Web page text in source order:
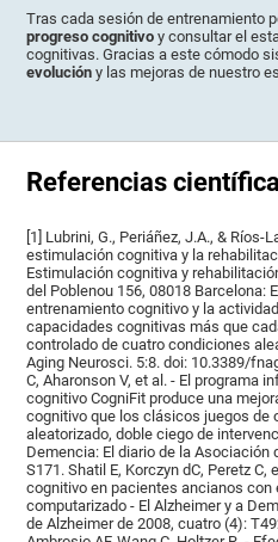
Tras cada sesión de entrenamiento
progreso cognitivo y consultar el
cognitivas. Gracias a este cómodo
evolución y las mejoras de nuestro
Referencias
[1] Lubrini, G., Periáñez, J.A., &
estimulación cognitiva y la
Estimulación cognitiva y
del Poblenou 156, 08018 Barcelona:
entrenamiento cognitivo y la
capacidades cognitivas más que
controlado de cuatro condiciones
Aging Neurosci. 5:8. doi: 10.3389/
C, Aharonson V, et al. - El programa
cognitivo CogniFit produce una
cognitivo que los clásicos juegos de
aleatorizado, doble ciego de
Demencia: El diario de la Asociación
S171. Shatil E, Korczyn dC, Peretz
cognitivo en pacientes ancianos
computarizado - El Alzheimer y a
de Alzheimer de 2008, cuatro (4):